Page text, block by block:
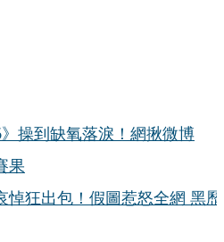
操到缺氧落淚！網揪微博
果
悼狂出包！假圖惹怒全網 黑歷